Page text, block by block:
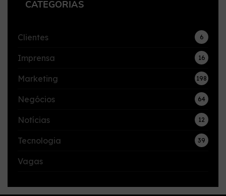
CATEGORIAS
Clientes 6
Imprensa 16
Marketing 198
Negócios 64
Notícias 12
Tecnologia 39
Vagas